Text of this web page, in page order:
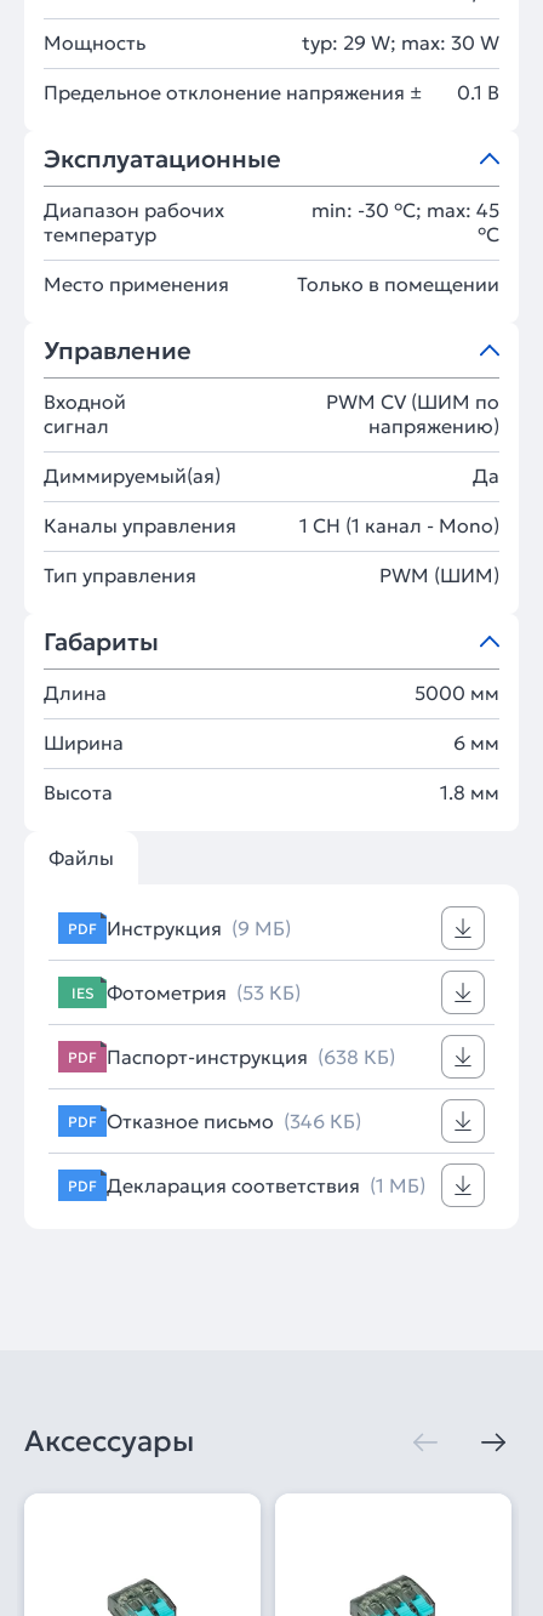
Мощность typ: 29 W; max: 30 W
Предельное отклонение напряжения ± 0.1 В
Эксплуатационные
Диапазон рабочих
температур
min: -30 °C; max: 45
°C
Место применения Только в помещении
Управление
Входной
сигнал
PWM СV (ШИМ по
напряжению)
Диммируемый(ая) Да
Каналы управления 1 CH (1 канал - Mono)
Тип управления PWM (ШИМ)
Габариты
Длина 5000 мм
Ширина 6 мм
Высота 1.8 мм
Файлы
PDF Инструкция (9 МБ)
IES Фотометрия (53 КБ)
PDF Паспорт-инструкция (638 КБ)
PDF Отказное письмо (346 КБ)
PDF Декларация соответствия (1 МБ)
Аксессуары